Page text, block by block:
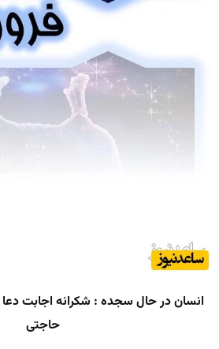
انسان در حال سجده : شکرانه اجابت دعا
حاجتی